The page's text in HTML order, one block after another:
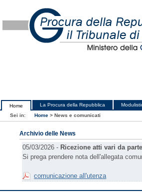
Home La Procura della Repubblica
Sei in:
Home > News e comunicati
Archivio delle News
05/03/2026 - Ricezione atti vari da
Si prega prendere nota dell'allegata
comunicazione all'utenza